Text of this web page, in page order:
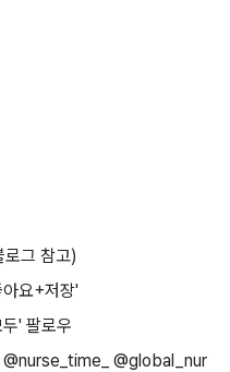
로그 참고)
요+저장'
' 팔로우
@global_nur